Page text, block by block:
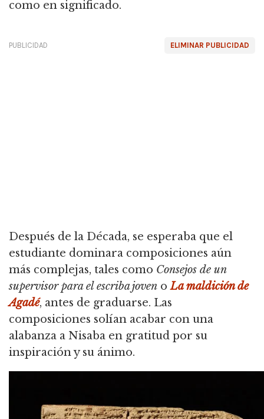
como en significado.
ELIMINAR PUBLICIDAD
PUBLICIDAD
Después de la Década, se esperaba que el
estudiante dominara composiciones aún
más complejas, tales como Consejos de un
supervisor para el escriba joven oLa maldición de
Agadé, antes de graduarse. Las
composiciones solían acabar con una
alabanza a Nisaba en gratitud por su
inspiración y su ánimo.